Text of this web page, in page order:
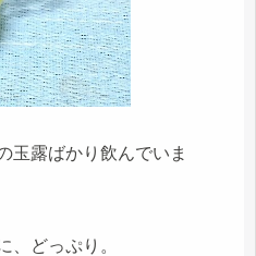
玉露ばかり飲んでいま
、どっぷり。